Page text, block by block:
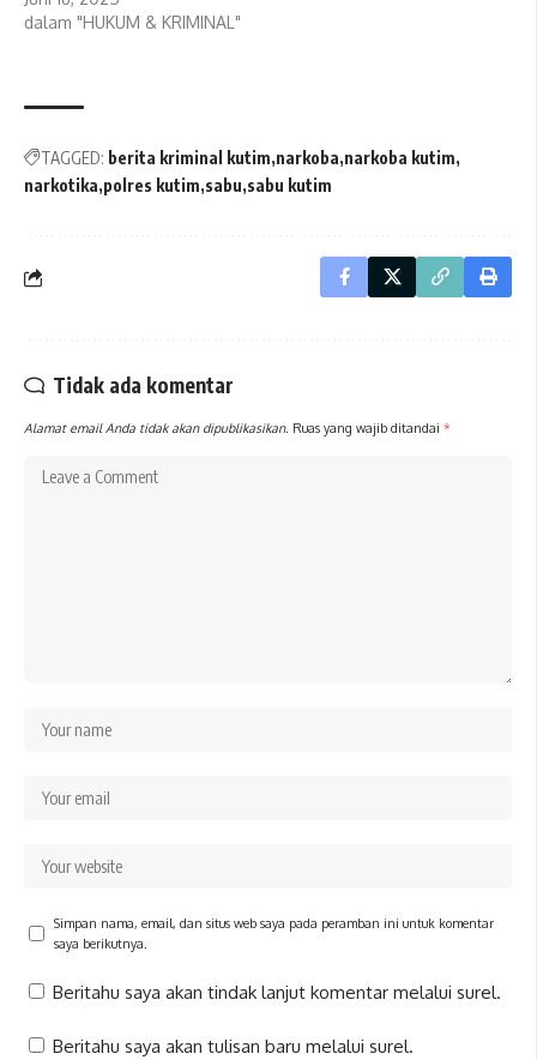
dalam "HUKUM & KRIMINAL"
TAGGED: berita kriminal kutim narkoba narkoba kutim
narkotika polres kutim sabu sabu kutim
Tidak ada komentar
Alamat email Anda tidak akan dipublikasikan. Ruas yang wajib ditandai *
Simpan nama, email, dan situs web saya pada peramban ini untuk komentar
saya berikutnya.
Beritahu saya akan tindak lanjut komentar melalui surel.
Beritahu saya akan tulisan baru melalui surel.